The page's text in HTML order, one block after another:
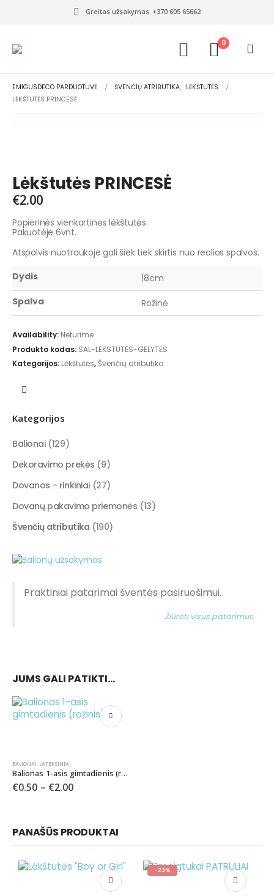
Greitas užsakymas +370 605 65662
0
EMIGUSDECO PARDUOTUVĖ ŠVENČIŲ ATRIBUTIKA, LĖKŠTUTĖS
LĖKŠTUTĖS PRINCESĖ
Lėkštutės PRINCESĖ
€2.00
Popierinės vienkartinės lėkštutės.
Pakuotėje 6vnt.
Atspalvis nuotraukoje gali šiek tiek skirtis nuo realios spalvos.
Dydis
18cm
Spalva
Rožinė
Availability: Neturime
Produkto kodas: SAL-LEKSTUTES-GELYTES
Kategorijos: Lėkštutės,Švenčių atributika
Kategorijos
Balionai (129)
Dekoravimo prekės (9)
Dovanos - rinkiniai (27)
Dovanų pakavimo priemonės (13)
Švenčių atributika (190)
Praktiniai patarimai šventės pasiruošimui.
Žiūrėti visus patarimus
JUMS GALI PATIKTI…
BALIONAI, LATEKSINIAI
Balionas 1-asis gimtadienis (rožinis)
€0.50 – €2.00
PANAŠŪS PRODUKTAI
-23%